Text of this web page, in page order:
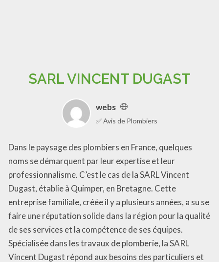
SARL VINCENT DUGAST
webs
✅ Avis de Plombiers
Dans le paysage des plombiers en France, quelques
noms se démarquent par leur expertise et leur
professionnalisme. C’est le cas de la SARL Vincent
Dugast, établie à Quimper, en Bretagne. Cette
entreprise familiale, créée il y a plusieurs années, a su se
faire une réputation solide dans la région pour la qualité
de ses services et la compétence de ses équipes.
Spécialisée dans les travaux de plomberie, la SARL
Vincent Dugast répond aux besoins des particuliers et